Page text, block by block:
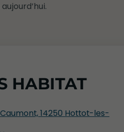
HABITAT
14250 Hottot-les-